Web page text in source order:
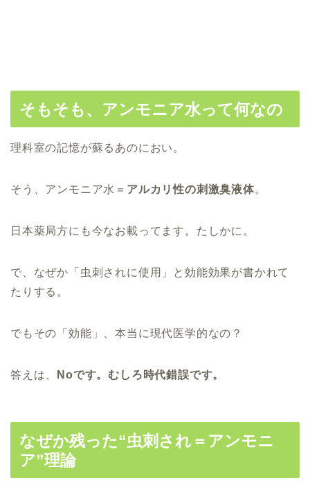
そもそも、アンモニア水って何なの
理科室の記憶が蘇るあのにおい。
そう、アンモニア水＝ アルカリ性の刺激臭液体。
日本薬局方にも今なお載ってます。たしかに。
で、なぜか「虫刺されに使用」と効能効果が書かれて
たりする。
でもその「効能」、本当に現代医学的なの？
答えは、 Noです。むしろ時代錯誤です。
なぜか残った“虫刺され＝アンモニ
ア”理論